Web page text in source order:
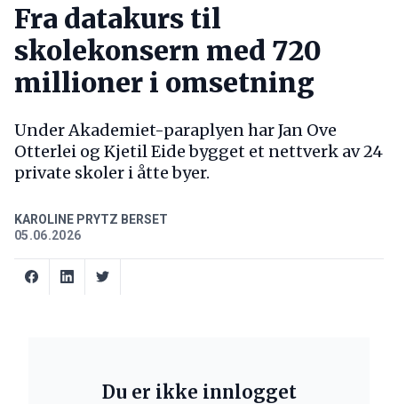
Fra datakurs til
skolekonsern med 720
millioner i omsetning
Under Akademiet-paraplyen har Jan Ove
Otterlei og Kjetil Eide bygget et nettverk av 24
private skoler i åtte byer.
KAROLINE PRYTZ BERSET
05.06.2026
Du er ikke innlogget